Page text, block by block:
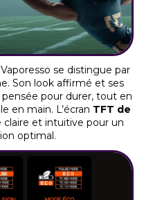
se distingue par
Son look affirmé et ses
pour durer, tout en
en main. L’écran TFT de
et intuitive pour un
optimal.